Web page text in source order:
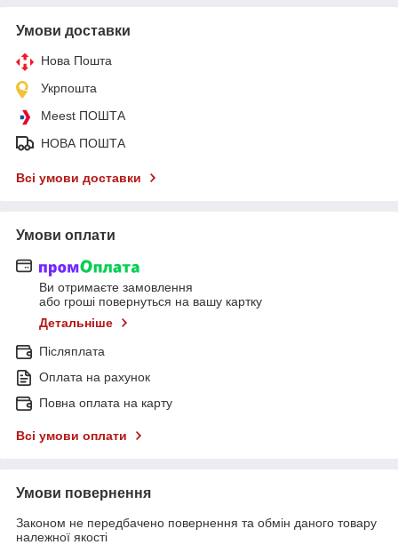
Умови доставки
Нова Пошта
Укрпошта
Meest ПОШТА
НОВА ПОШТА
Всі умови доставки
Умови оплати
Ви отримаєте замовлення
або гроші повернуться на вашу картку
Детальніше
Післяплата
Оплата на рахунок
Повна оплата на карту
Всі умови оплати
Умови повернення
Законом не передбачено повернення та обмін даного товару
належної якості